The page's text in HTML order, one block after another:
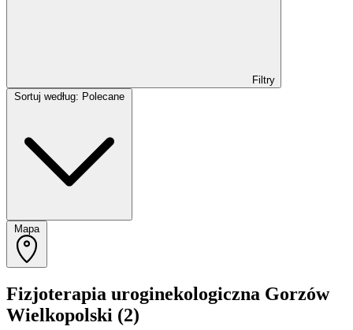
Filtry
Mapa
Fizjoterapia uroginekologiczna Gorzów
Wielkopolski (2)